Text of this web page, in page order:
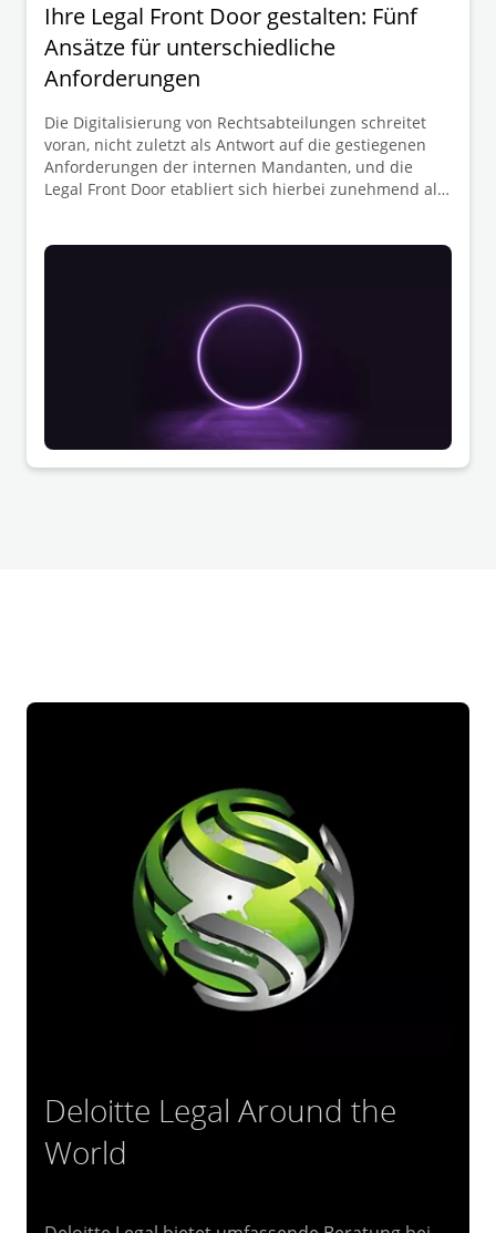
Ihre Legal Front Door gestalten: Fünf
Ansätze für unterschiedliche
Anforderungen
Die Digitalisierung von Rechtsabteilungen schreitet
voran, nicht zuletzt als Antwort auf die gestiegenen
Anforderungen der internen Mandanten, und die
Legal Front Door etabliert sich hierbei zunehmend als
und unterstützt Teams dabei, die Aufnahme von
Bearbeiter und die nachgelagerten Workflows effizient
zu steuern. Die Gestaltung einer Legal Front Door ist
jedoch keine Einheitslösung. Was für ein
Unternehmen gut funktioniert, muss nicht
zwangsläufig auch die beste Wahl für ein anderes
Deloitte Legal Around the
World